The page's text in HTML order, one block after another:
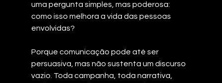
uma pergunta simples, mas poderosa:
como isso melhora a vida das pessoas
envolvidas?
Porque comunicação pode até ser
persuasiva, mas não sustenta um discurso
vazio. Toda campanha, toda narrativa,